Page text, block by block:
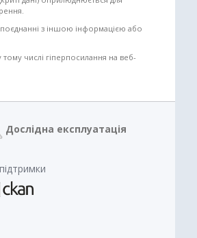
з іншою інформацією або
числі гіперпосилання на веб-
Дослідна експлуатація